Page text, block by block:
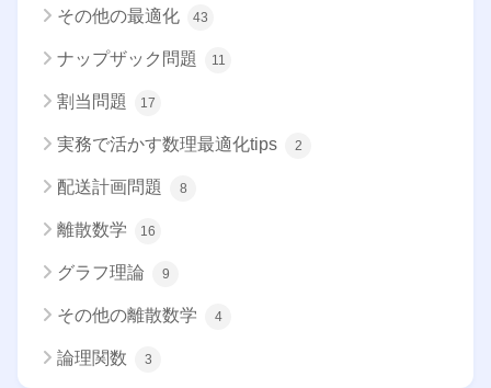
その他の最適化 43
ナップザック問題 11
割当問題 17
実務で活かす数理最適化tips 2
配送計画問題 8
離散数学 16
グラフ理論 9
その他の離散数学 4
論理関数 3